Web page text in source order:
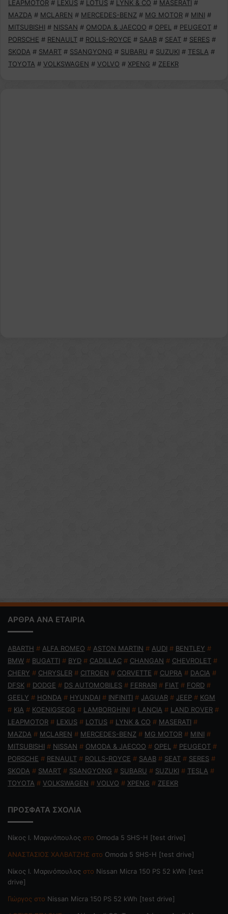
LEAPMOTOR # LEXUS # LOTUS # LYNK & CO # MASERATI #
MAZDA # MCLAREN # MERCEDES-BENZ # MG MOTOR # MINI #
MITSUBISHI # NISSAN # OMODA & JAECOO # OPEL # PEUGEOT #
PORSCHE # RENAULT # ROLLS-ROYCE # SAAB # SEAT # SERES #
SKODA # SMART # SSANGYONG # SUBARU # SUZUKI # TESLA #
TOYOTA # VOLKSWAGEN # VOLVO # XPENG # ZEEKR
ΑΡΘΡΑ ΑΝΑ ΕΤΑΙΡΙΑ
ABARTH # ALFA ROMEO # ASTON MARTIN # AUDI # BENTLEY #
BMW # BUGATTI # BYD # CADILLAC # CHANGAN # CHEVROLET #
CHERY # CHRYSLER # CITROEN # CORVETTE # CUPRA # DACIA #
DFSK # DODGE # DS AUTOMOBILES # FERRARI # FIAT # FORD #
GEELY # HONDA # HYUNDAI # INFINITI # JAGUAR # JEEP # KGM
# KIA # KOENIGSEGG # LAMBORGHINI # LANCIA # LAND ROVER #
LEAPMOTOR # LEXUS # LOTUS # LYNK & CO # MASERATI #
MAZDA # MCLAREN # MERCEDES-BENZ # MG MOTOR # MINI #
MITSUBISHI # NISSAN # OMODA & JAECOO # OPEL # PEUGEOT #
PORSCHE # RENAULT # ROLLS-ROYCE # SAAB # SEAT # SERES #
SKODA # SMART # SSANGYONG # SUBARU # SUZUKI # TESLA #
TOYOTA # VOLKSWAGEN # VOLVO # XPENG # ZEEKR
ΠΡΟΣΦΑΤΑ ΣΧΟΛΙΑ
Nίκος Ι. Mαρινόπουλος στο Omoda 5 SHS-H [test drive]
ΑΝΑΣΤΑΣΙΟΣ ΧΑΛΒΑΤΖΗΣ στο Omoda 5 SHS-H [test drive]
Nίκος Ι. Mαρινόπουλος στο Nissan Micra 150 PS 52 kWh [test
drive]
Γιώργος στο Nissan Micra 150 PS 52 kWh [test drive]